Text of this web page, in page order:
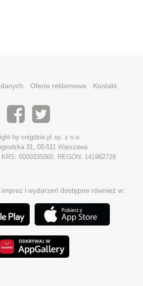
Oferta reklamowa Kontakt
by coigdzie.pl sp. z o.o.
31, 00-511 Warszawa
0000335060, REGON: 141962729
i wydarzeń dostępne również w: